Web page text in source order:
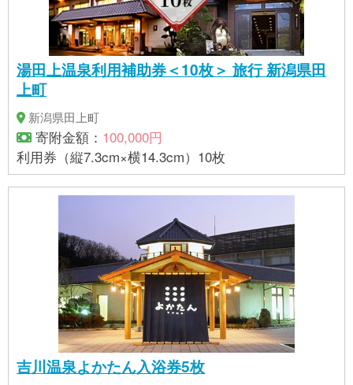
湯田上温泉利用補助券＜10枚＞ 旅行 新潟県田
上町
新潟県田上町
寄附金額： 100,000円
利用券（縦7.3cm×横14.3cm）10枚
吉川温泉よかたん入浴券5枚